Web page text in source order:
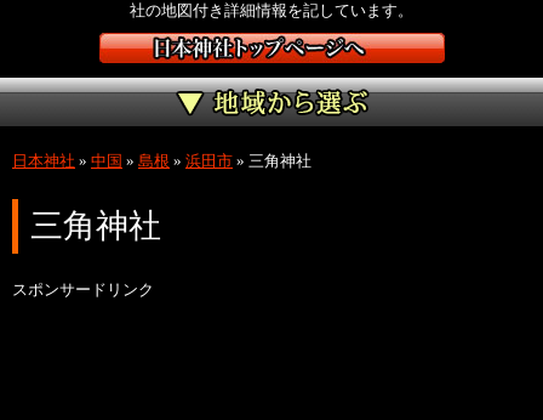
社の地図付き詳細情報を記しています。
日本神社 » 中国 » 島根 » 浜田市 » 三角神社
三角神社
スポンサードリンク